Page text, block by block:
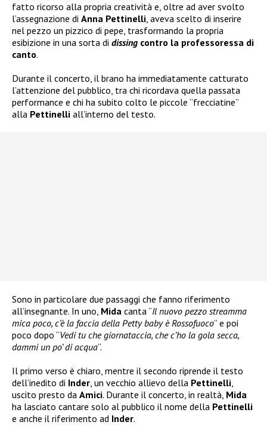
fatto ricorso alla propria creatività e, oltre ad aver svolto
l’assegnazione di Anna Pettinelli , aveva scelto di inserire
nel pezzo un pizzico di pepe, trasformando la propria
esibizione in una sorta di dissing contro la professoressa di
canto.
Durante il concerto, il brano ha immediatamente catturato
l’attenzione del pubblico, tra chi ricordava quella passata
performance e chi ha subito colto le piccole “frecciatine”
alla Pettinelli all’interno del testo.
Sono in particolare due passaggi che fanno riferimento
all’insegnante. In uno, Mida canta “Il nuovo pezzo streamma
mica poco, c’è la faccia della Petty baby è Rossofuoco” e poi
poco dopo “Vedi tu che giornataccia, che c’ho la gola secca,
dammi un po’ di acqua“.
Il primo verso è chiaro, mentre il secondo riprende il testo
dell’inedito di Inder , un vecchio allievo della Pettinelli
uscito presto da Amici. Durante il concerto, in realtà, Mida
ha lasciato cantare solo al pubblico il nome della Pettinelli
e anche il riferimento ad Inder.